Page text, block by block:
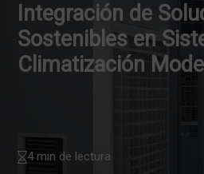
Integración de
Sostenibles en
Climatización
4 min de lectura